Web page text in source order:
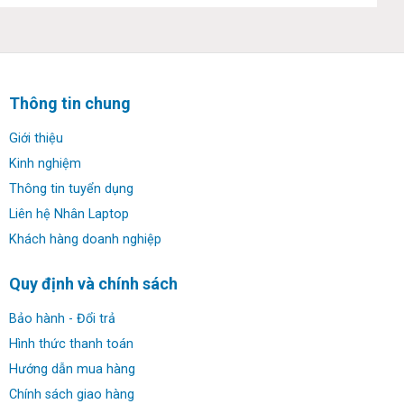
Không chỉ sang trọng, mỏng nhẹ mà Asus Zenbook 14
khả năng chống sốc tốt, chống chịu các tác động của
ngoại lực tốt, bản lề và khung máy được gia cố chắc
chắn. Chiếc laptop này sẽ là người bạn đồng hành lý
tưởng cho bạn trong suốt nhiều năm ổn định.
Thông tin chung
Giới thiệu
Kinh nghiệm
Thông tin tuyển dụng
Liên hệ Nhân Laptop
Khách hàng doanh nghiệp
Quy định và chính sách
Bảo hành - Đổi trả
Hình thức thanh toán
Hướng dẫn mua hàng
Chính sách giao hàng